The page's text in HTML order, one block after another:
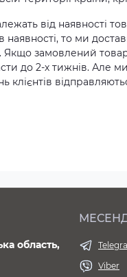
від наявності
наявності, то ми
Якщо замовлений
до 2-х тижнів. Але
область,
Viber